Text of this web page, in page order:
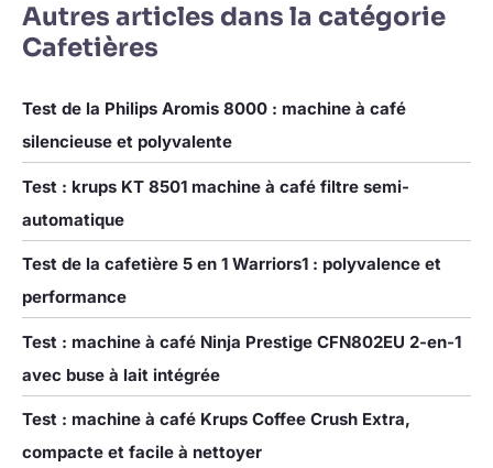
Autres articles dans la catégorie
Cafetières
Test de la Philips Aromis 8000 : machine à café
silencieuse et polyvalente
Test : krups KT 8501 machine à café filtre semi-
automatique
Test de la cafetière 5 en 1 Warriors1 : polyvalence et
performance
Test : machine à café Ninja Prestige CFN802EU 2-en-1
avec buse à lait intégrée
Test : machine à café Krups Coffee Crush Extra,
compacte et facile à nettoyer